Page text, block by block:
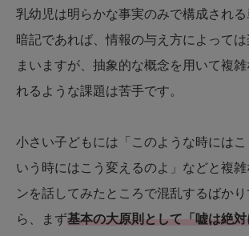
乳幼児は明らかな事実のみで構成され
暗記であれば、情報の与え方によって
まいますが、抽象的な概念を用いて複
れるような課題は苦手です。
小さい子どもには「このような時にはこ
いう時にはこう変えるのよ」などと複雑
ンを話してみたところで混乱するばか
ら、まず基本の大原則として「嘘は絶